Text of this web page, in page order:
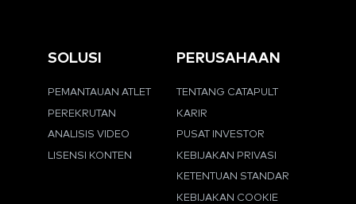
SOLUSI
PEMANTAUAN ATLET
PEREKRUTAN
ANALISIS VIDEO
LISENSI KONTEN
PERUSAHAAN
TENTANG CATAPULT
KARIR
PUSAT INVESTOR
KEBIJAKAN PRIVASI
KETENTUAN STANDAR
KEBIJAKAN COOKIE